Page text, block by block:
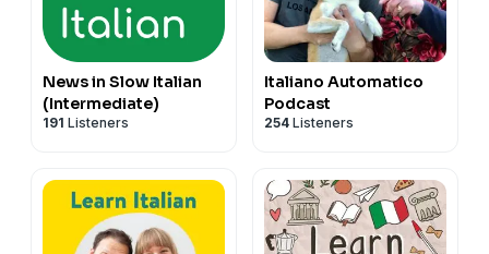
🎤 Il mio canale YouTube ▶
https://bit.ly/3noUXK0
News in Slow Italian
(Intermediate)
191 Listeners
Italiano Automatico
Podcast
254 Listeners